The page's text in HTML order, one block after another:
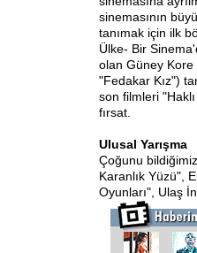
sinemasının
tanımak için ilk
Ülke- Bir
olan Güney Kore
"Fedakar Kız")
son filmleri
fırsat.
Ulusal Yarışma
Çoğunu
Karanlık Yüzü",
Oyunları", Ulaş